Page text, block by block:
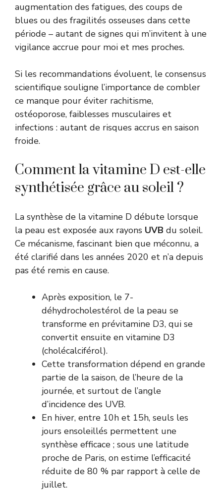
augmentation des fatigues, des coups de
blues ou des fragilités osseuses dans cette
période – autant de signes qui m’invitent à une
vigilance accrue pour moi et mes proches.
Si les recommandations évoluent, le consensus
scientifique souligne l’importance de combler
ce manque pour éviter rachitisme,
ostéoporose, faiblesses musculaires et
infections : autant de risques accrus en saison
froide.
Comment la vitamine D est-elle
synthétisée grâce au soleil ?
La synthèse de la vitamine D débute lorsque
la peau est exposée aux rayons UVB du soleil.
Ce mécanisme, fascinant bien que méconnu, a
été clarifié dans les années 2020 et n’a depuis
pas été remis en cause.
Après exposition, le 7-
déhydrocholestérol de la peau se
transforme en prévitamine D3, qui se
convertit ensuite en vitamine D3
(cholécalciférol).
Cette transformation dépend en grande
partie de la saison, de l’heure de la
journée, et surtout de l’angle
d’incidence des UVB.
En hiver, entre 10h et 15h, seuls les
jours ensoleillés permettent une
synthèse efficace ; sous une latitude
proche de Paris, on estime l’efficacité
réduite de 80 % par rapport à celle de
juillet.